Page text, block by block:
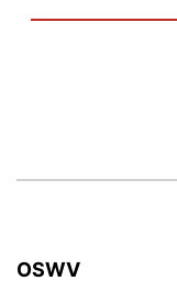
OSWV